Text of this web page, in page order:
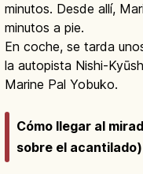
minutos. Desde allí,
minutos a pie.
En coche, se tarda
la autopista Nishi-
Marine Pal Yobuko.
Cómo llegar al
sobre el acantilado)